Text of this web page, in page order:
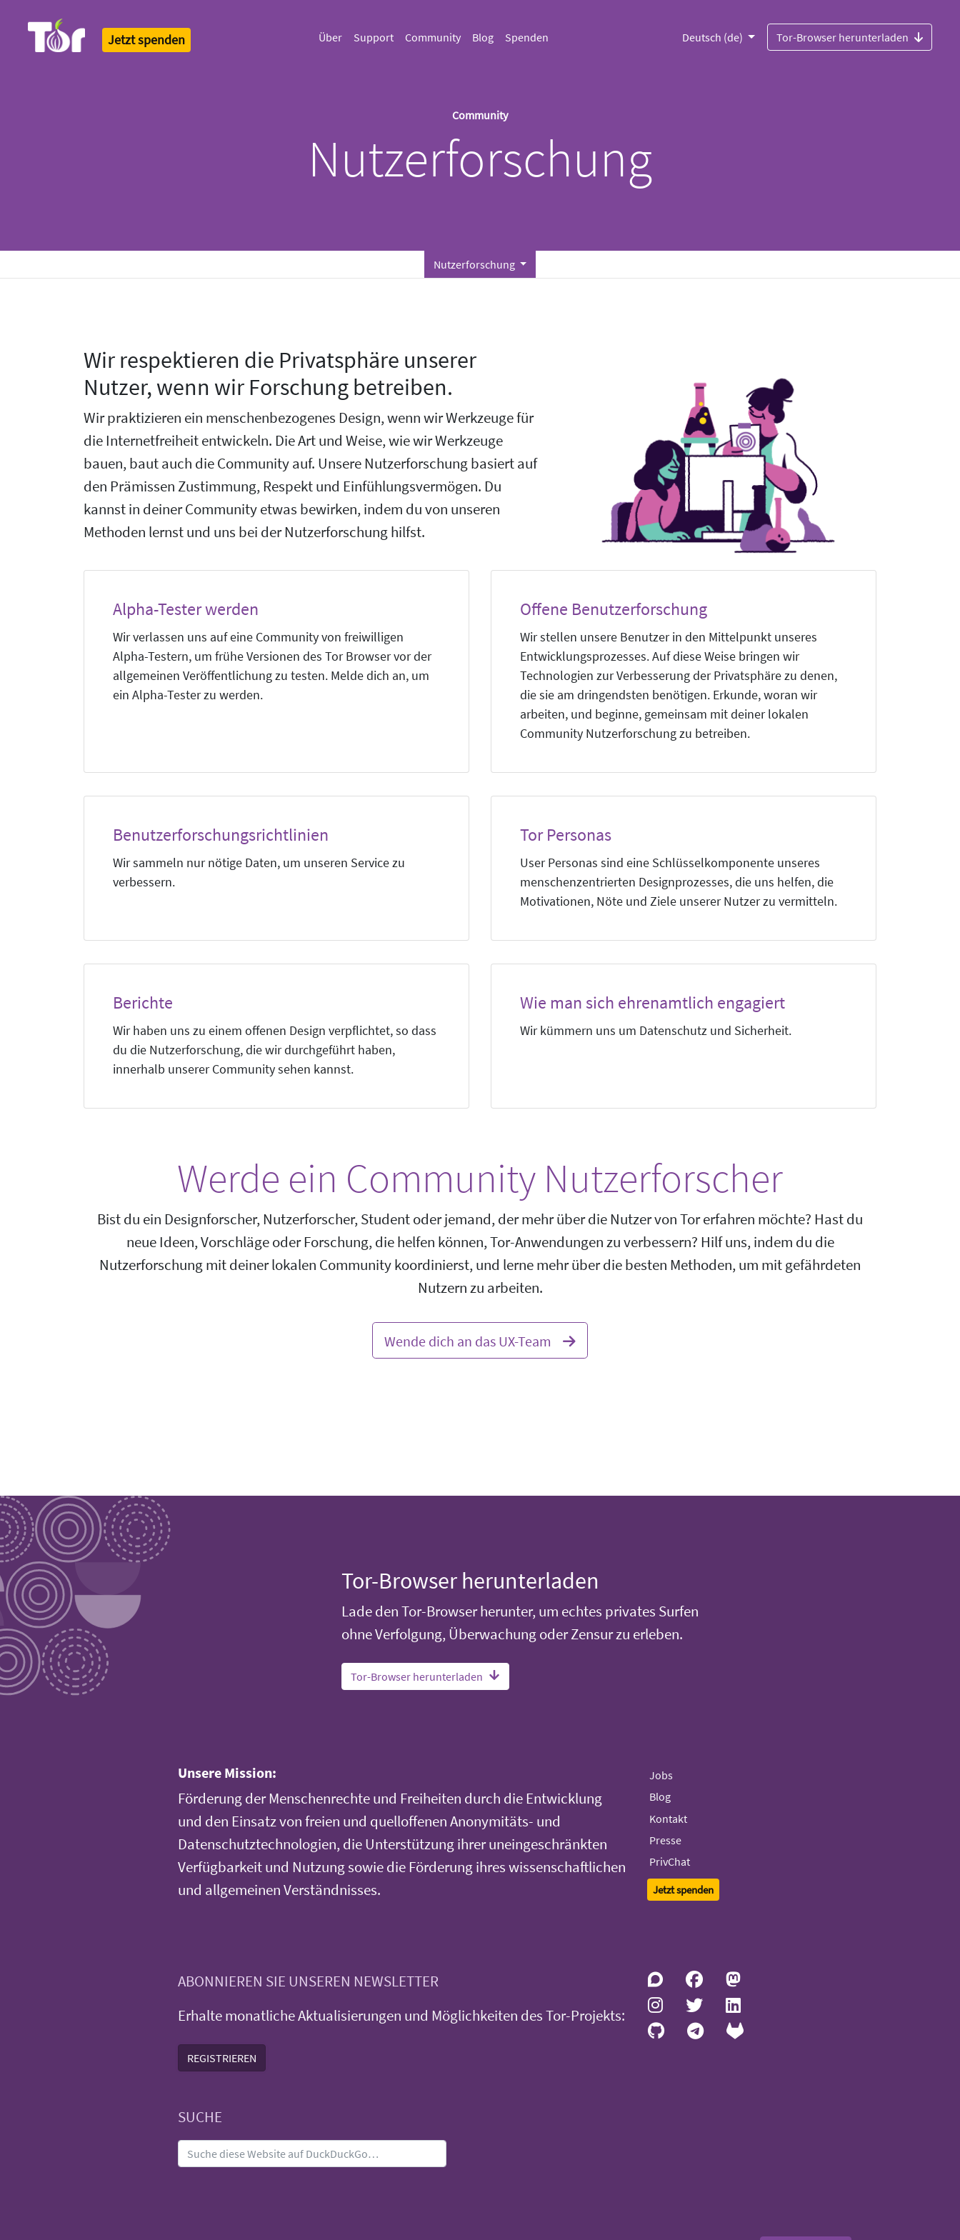
Jetzt spenden Über Support Community Blog Spenden Deutsch (de) Tor-Browser herunterladen
Community
Nutzerforschung
Nutzerforschung
Wir respektieren die Privatsphäre unserer
Nutzer, wenn wir Forschung betreiben.
Wir praktizieren ein menschenbezogenes Design, wenn wir Werkzeuge für
die Internetfreiheit entwickeln. Die Art und Weise, wie wir Werkzeuge
bauen, baut auch die Community auf. Unsere Nutzerforschung basiert auf
den Prämissen Zustimmung, Respekt und Einfühlungsvermögen. Du
kannst in deiner Community etwas bewirken, indem du von unseren
Methoden lernst und uns bei der Nutzerforschung hilfst.
Alpha-Tester werden
Wir verlassen uns auf eine Community von freiwilligen
Alpha-Testern, um frühe Versionen des Tor Browser vor der
allgemeinen Veröffentlichung zu testen. Melde dich an, um
ein Alpha-Tester zu werden.
Offene Benutzerforschung
Wir stellen unsere Benutzer in den Mittelpunkt unseres
Entwicklungsprozesses. Auf diese Weise bringen wir
Technologien zur Verbesserung der Privatsphäre zu denen,
die sie am dringendsten benötigen. Erkunde, woran wir
arbeiten, und beginne, gemeinsam mit deiner lokalen
Community Nutzerforschung zu betreiben.
Benutzerforschungsrichtlinien
Wir sammeln nur nötige Daten, um unseren Service zu
verbessern.
Tor Personas
User Personas sind eine Schlüsselkomponente unseres
menschenzentrierten Designprozesses, die uns helfen, die
Motivationen, Nöte und Ziele unserer Nutzer zu vermitteln.
Berichte
Wir haben uns zu einem offenen Design verpflichtet, so dass
du die Nutzerforschung, die wir durchgeführt haben,
innerhalb unserer Community sehen kannst.
Wie man sich ehrenamtlich engagiert
Wir kümmern uns um Datenschutz und Sicherheit.
Werde ein Community Nutzerforscher
Bist du ein Designforscher, Nutzerforscher, Student oder jemand, der mehr über die Nutzer von Tor erfahren möchte? Hast du
neue Ideen, Vorschläge oder Forschung, die helfen können, Tor-Anwendungen zu verbessern? Hilf uns, indem du die
Nutzerforschung mit deiner lokalen Community koordinierst, und lerne mehr über die besten Methoden, um mit gefährdeten
Nutzern zu arbeiten.
Wende dich an das UX-Team
Tor-Browser herunterladen
Lade den Tor-Browser herunter, um echtes privates Surfen
ohne Verfolgung, Überwachung oder Zensur zu erleben.
Tor-Browser herunterladen
Unsere Mission:
Förderung der Menschenrechte und Freiheiten durch die Entwicklung
und den Einsatz von freien und quelloffenen Anonymitäts- und
Datenschutztechnologien, die Unterstützung ihrer uneingeschränkten
Verfügbarkeit und Nutzung sowie die Förderung ihres wissenschaftlichen
und allgemeinen Verständnisses.
Jobs
Blog
Kontakt
Presse
PrivChat
Jetzt spenden
ABONNIEREN SIE UNSEREN NEWSLETTER
Erhalte monatliche Aktualisierungen und Möglichkeiten des Tor-Projekts:
REGISTRIEREN
SUCHE